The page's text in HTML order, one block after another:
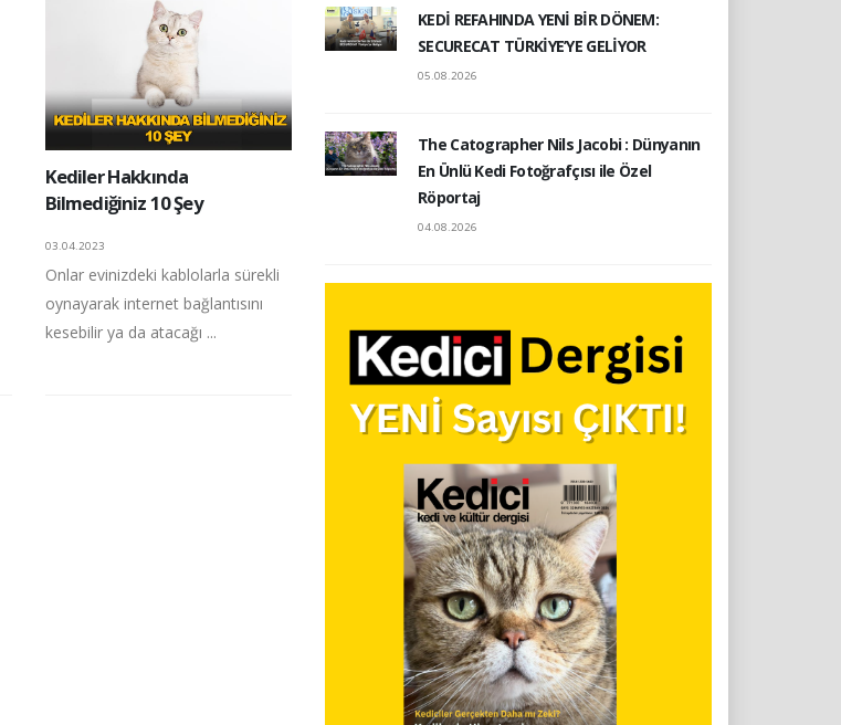
Kediler Hakkında
Bilmediğiniz 10 Şey
03.04.2023
Onlar evinizdeki kablolarla sürekli
oynayarak internet bağlantısını
kesebilir ya da atacağı ...
KEDİ REFAHINDA YENİ BİR DÖNEM:
SECURECAT TÜRKİYE’YE GELİYOR
05.08.2026
The Catographer Nils Jacobi : Dünyanın
En Ünlü Kedi Fotoğrafçısı ile Özel
Röportaj
04.08.2026